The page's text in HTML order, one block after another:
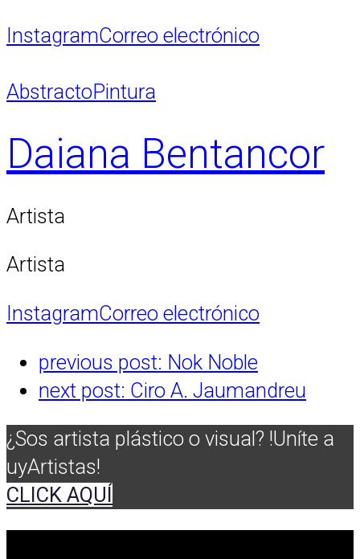
InstagramCorreo electrónico
AbstractoPintura
Daiana Bentancor
Artista
Artista
InstagramCorreo electrónico
previous post: Nok Noble
next post: Ciro A. Jaumandreu
¿Sos artista plástico o visual? !Uníte a
uyArtistas!
CLICK AQUÍ